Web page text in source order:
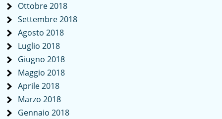
Ottobre 2018
Settembre 2018
Agosto 2018
Luglio 2018
Giugno 2018
Maggio 2018
Aprile 2018
Marzo 2018
Gennaio 2018